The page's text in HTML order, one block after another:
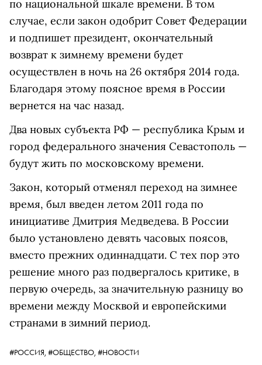
по национальной шкале времени. В том
случае, если закон одобрит Совет Федерации
и подпишет президент, окончательный
возврат к зимнему времени будет
осуществлен в ночь на 26 октября 2014 года.
Благодаря этому поясное время в России
вернется на час назад.
Два новых субъекта РФ — республика Крым и
город федерального значения Севастополь —
будут жить по московскому времени.
Закон, который отменял переход на зимнее
время, был введен летом 2011 года по
инициативе Дмитрия Медведева. В России
было установлено девять часовых поясов,
вместо прежних одиннадцати. С тех пор это
решение много раз подвергалось критике, в
первую очередь, за значительную разницу во
времени между Москвой и европейскими
странами в зимний период.
#РОССИЯ, #ОБЩЕСТВО, #НОВОСТИ